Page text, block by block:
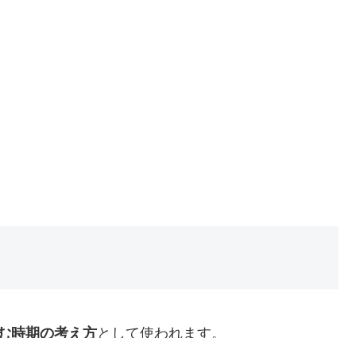
時期の考え方として使われます。